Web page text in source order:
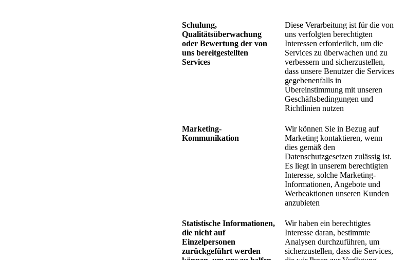
Schulung,
Qualitätsüberwachung
oder Bewertung der von
uns bereitgestellten
Services
Diese Verarbeitung ist für die von
uns verfolgten berechtigten
Interessen erforderlich, um die
Services zu überwachen und zu
verbessern und sicherzustellen,
dass unsere Benutzer die Services
gegebenenfalls in
Übereinstimmung mit unseren
Geschäftsbedingungen und
Richtlinien nutzen
Marketing-
Kommunikation
Wir können Sie in Bezug auf
Marketing kontaktieren, wenn
dies gemäß den
Datenschutzgesetzen zulässig ist.
Es liegt in unserem berechtigten
Interesse, solche Marketing-
Informationen, Angebote und
Werbeaktionen unseren Kunden
anzubieten
Statistische Informationen,
die nicht auf
Einzelpersonen
zurückgeführt werden
Wir haben ein berechtigtes
Interesse daran, bestimmte
Analysen durchzuführen, um
sicherzustellen, dass die Services,